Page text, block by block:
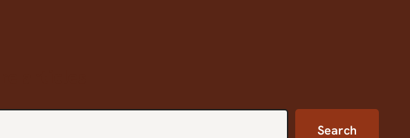
Search